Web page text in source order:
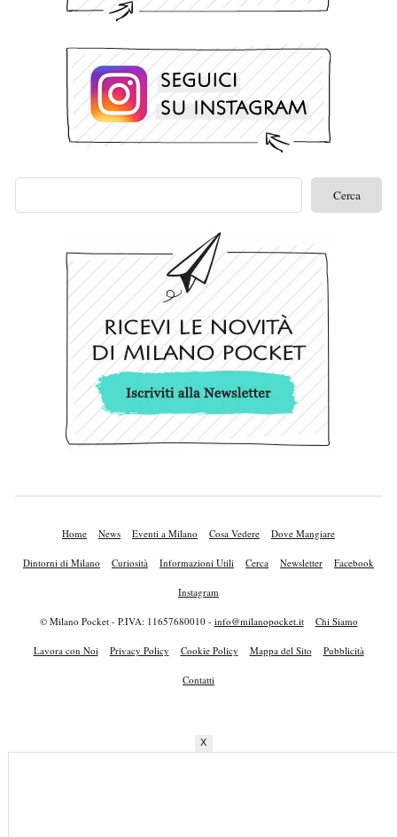
Home News Eventi a Milano Cosa Vedere Dove Mangiare
Dintorni di Milano Curiosità Informazioni Utili Cerca Newsletter Facebook
Instagram
© Milano Pocket - P.IVA: 11657680010 - info@milanopocket.it Chi Siamo
Lavora con Noi Privacy Policy Cookie Policy Mappa del Sito Pubblicità
Contatti
X